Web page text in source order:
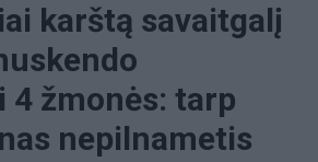
karštą savaitgalį
4 žmonės: tarp
nepilnametis